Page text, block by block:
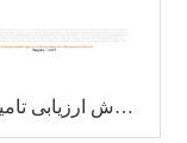
گزارش ارزیابی تامین کننده BV